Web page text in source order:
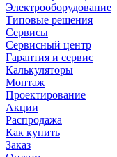
Электрооборудование
Типовые решения
Сервисы
Сервисный центр
Гарантия и сервис
Калькуляторы
Монтаж
Проектирование
Акции
Распродажа
Как купить
Заказ